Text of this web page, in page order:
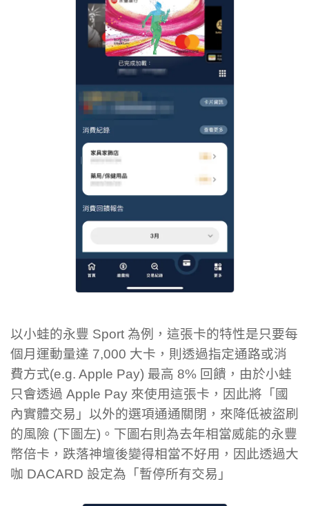
以小蛙的永豐 Sport 為例，這張卡的特性是只要每
個月運動量達 7,000 大卡，則透過指定通路或消
費方式(e.g. Apple Pay) 最高 8% 回饋，由於小蛙
只會透過 Apple Pay 來使用這張卡，因此將「國
內實體交易」以外的選項通通關閉，來降低被盜刷
的風險 (下圖左)。下圖右則為去年相當威能的永豐
幣倍卡，跌落神壇後變得相當不好用，因此透過大
咖 DACARD 設定為「暫停所有交易」